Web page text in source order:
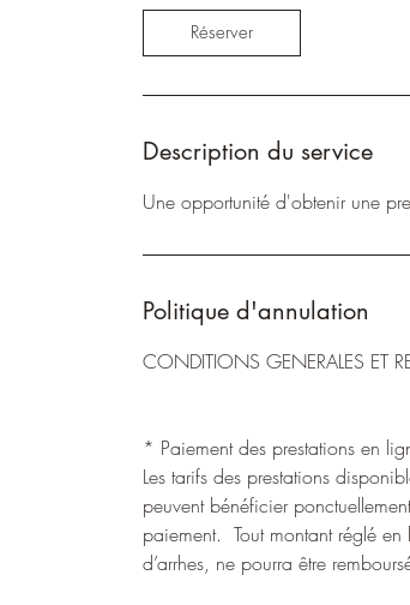
n
Réserver
Description du service
Une opportunité d'obtenir une
Politique d'annulation
CONDITIONS GENERALES ET
* Paiement des prestations en
Les tarifs des prestations
peuvent bénéficier
paiement. Tout montant réglé
d’arrhes, ne pourra être